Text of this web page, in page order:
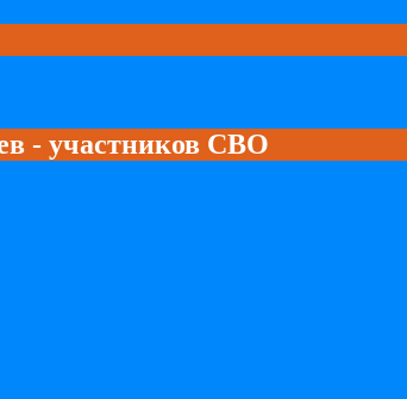
- участников СВО